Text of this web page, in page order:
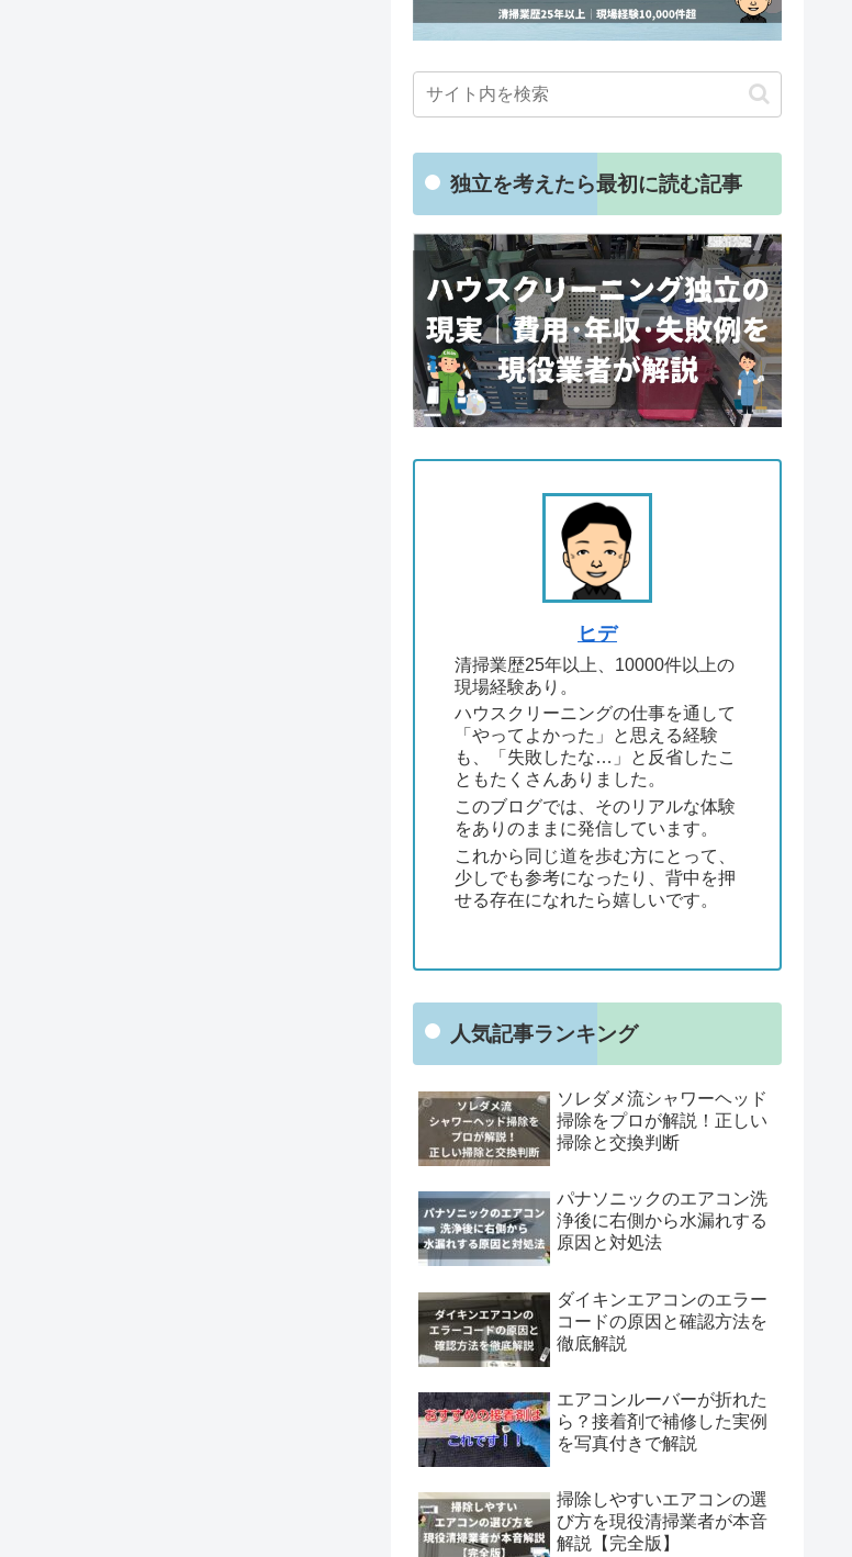
独立を考えたら最初に読む記事
ヒデ
清掃業歴25年以上、10000件以上の
現場経験あり。
ハウスクリーニングの仕事を通して
「やってよかった」と思える経験
も、「失敗したな…」と反省したこ
ともたくさんありました。
このブログでは、そのリアルな体験
をありのままに発信しています。
これから同じ道を歩む方にとって、
少しでも参考になったり、背中を押
せる存在になれたら嬉しいです。
人気記事ランキング
ソレダメ流シャワーヘッド
掃除をプロが解説！正しい
掃除と交換判断
パナソニックのエアコン洗
浄後に右側から水漏れする
原因と対処法
ダイキンエアコンのエラー
コードの原因と確認方法を
徹底解説
エアコンルーバーが折れた
ら？接着剤で補修した実例
を写真付きで解説
掃除しやすいエアコンの選
び方を現役清掃業者が本音
解説【完全版】